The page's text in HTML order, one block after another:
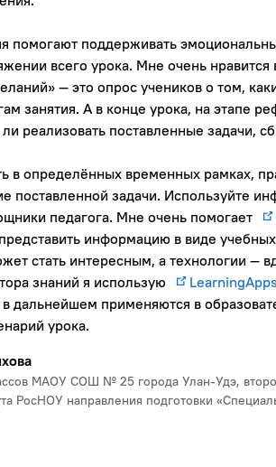
помогают поддерживать
всего урока. Мне очень нравится
— это опрос учеников о том,
занятия. А в конце урока, на этапе
реализовать поставленные задачи,
в определённых временных рамках,
поставленной задачи. Используйте
педагога. Мне очень помогает
информацию в виде
стать интересным, а технологии —
знаний я использую
LearningApps
дальнейшем применяются в
урока.
МАОУ СОШ № 25 города Улан-Удэ,
РосНОУ направления подготовки